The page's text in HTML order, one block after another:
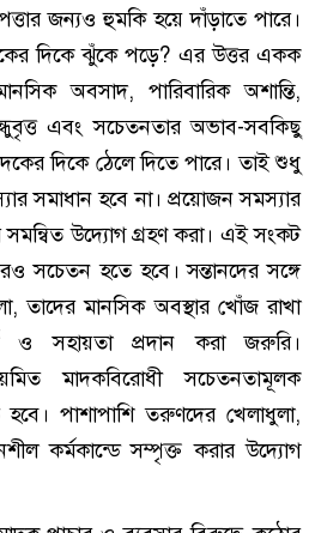
জন্যও হুমকি হয়ে দাঁড়াতে পারে।
দিকে ঝুঁকে পড়ে? এর উত্তর একক
অবসাদ, পারিবারিক অশান্তি,
এবং সচেতনতার অভাব-সবকিছু
দিকে ঠেলে দিতে পারে। তাই শুধু
সমাধান হবে না। প্রয়োজন সমস্যার
উদ্যোগ গ্রহণ করা। এই সংকট
সচেতন হতে হবে। সন্তানদের সঙ্গে
তাদের মানসিক অবস্থার খোঁজ রাখা
ও সহায়তা প্রদান করা জরুরি।
মাদকবিরোধী সচেতনতামূলক
হবে। পাশাপাশি তরুণদের খেলাধুলা,
কর্মকান্ডে সম্পৃক্ত করার উদ্যোগ